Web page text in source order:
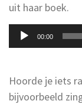
uit haar boek.
Audiospeler
00:00
Hoorde je iets
bijvoorbeeld